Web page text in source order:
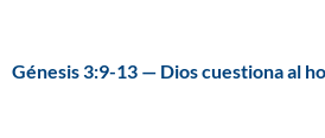
Génesis 3:9-13 — Dios cuestiona al